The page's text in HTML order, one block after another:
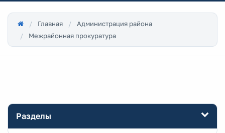
Главная
Администрация района
Межрайонная прокуратура
Разделы